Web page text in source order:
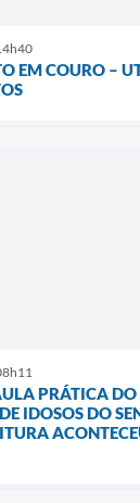
EM COURO –
PRÁTICA DO
IDOSOS DO